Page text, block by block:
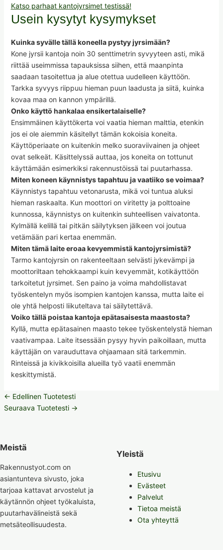
Katso parhaat kantojyrsimet testissä!
Usein kysytyt kysymykset
Kuinka syvälle tällä koneella pystyy jyrsimään?
Kone jyrsii kantoja noin 30 senttimetrin syvyyteen asti, mikä
riittää useimmissa tapauksissa siihen, että maanpinta
saadaan tasoitettua ja alue otettua uudelleen käyttöön.
Tarkka syvyys riippuu hieman puun laadusta ja siitä, kuinka
kovaa maa on kannon ympärillä.
Onko käyttö hankalaa ensikertalaiselle?
Ensimmäinen käyttökerta voi vaatia hieman malttia, etenkin
jos ei ole aiemmin käsitellyt tämän kokoisia koneita.
Käyttöperiaate on kuitenkin melko suoraviivainen ja ohjeet
ovat selkeät. Käsittelyssä auttaa, jos koneita on tottunut
käyttämään esimerkiksi rakennustöissä tai puutarhassa.
Miten koneen käynnistys tapahtuu ja vaatiiko se voimaa?
Käynnistys tapahtuu vetonarusta, mikä voi tuntua aluksi
hieman raskaalta. Kun moottori on viritetty ja polttoaine
kunnossa, käynnistys on kuitenkin suhteellisen vaivatonta.
Kylmällä kelillä tai pitkän säilytyksen jälkeen voi joutua
vetämään pari kertaa enemmän.
Miten tämä laite eroaa kevyemmistä kantojyrsimistä?
Tarmo kantojyrsin on rakenteeltaan selvästi jykevämpi ja
moottoriltaan tehokkaampi kuin kevyemmät, kotikäyttöön
tarkoitetut jyrsimet. Sen paino ja voima mahdollistavat
työskentelyn myös isompien kantojen kanssa, mutta laite ei
ole yhtä helposti liikuteltava tai säilytettävä.
Voiko tällä poistaa kantoja epätasaisesta maastosta?
Kyllä, mutta epätasainen maasto tekee työskentelystä hieman
vaativampaa. Laite itsessään pysyy hyvin paikoillaan, mutta
käyttäjän on varauduttava ohjaamaan sitä tarkemmin.
Rinteissä ja kivikkoisilla alueilla työ vaatii enemmän
keskittymistä.
← Edellinen Tuotetesti
Seuraava Tuotetesti →
Meistä
Rakennustyot.com on
asiantunteva sivusto, joka
tarjoaa kattavat arvostelut ja
käytännön ohjeet työkaluista,
puutarhavälineistä sekä
metsäteollisuudesta.
Yleistä
Etusivu
Evästeet
Palvelut
Tietoa meistä
Ota yhteyttä